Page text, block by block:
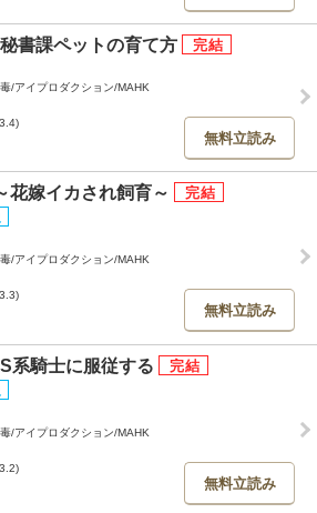
秘書課ペットの育て方
/アイプロダクション/MAHK
無料立読み
花嫁イカされ飼育～
/アイプロダクション/MAHK
無料立読み
系騎士に服従する
/アイプロダクション/MAHK
無料立読み